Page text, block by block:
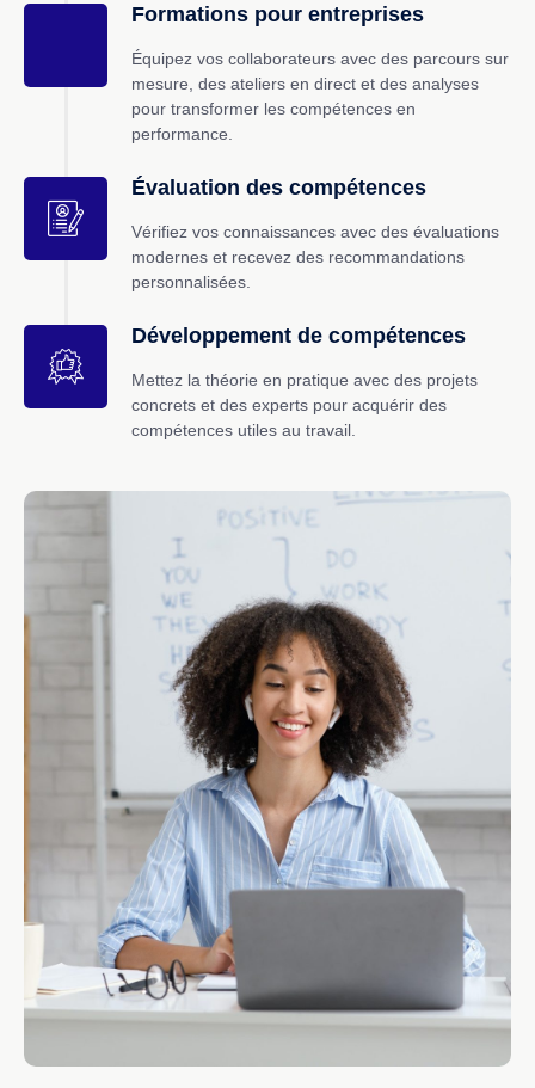
Formations pour entreprises
Équipez vos collaborateurs avec des parcours sur
mesure, des ateliers en direct et des analyses
pour transformer les compétences en
performance.
Évaluation des compétences
Vérifiez vos connaissances avec des évaluations
modernes et recevez des recommandations
personnalisées.
Développement de compétences
Mettez la théorie en pratique avec des projets
concrets et des experts pour acquérir des
compétences utiles au travail.